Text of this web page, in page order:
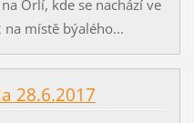
Orlí, kde se nachází ve
místě býalého...
28.6.2017